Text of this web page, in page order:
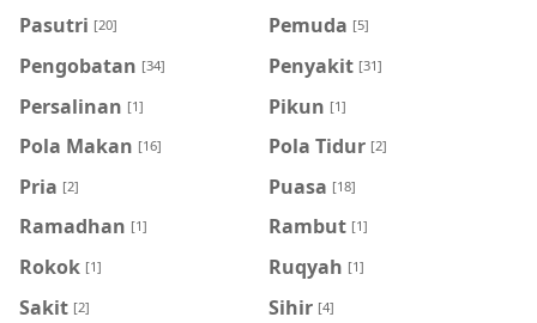
Pasutri [20] Pemuda [5]
Pengobatan [34] Penyakit [31]
Persalinan [1] Pikun [1]
Pola Makan [16] Pola Tidur [2]
Pria [2] Puasa [18]
Ramadhan [1] Rambut [1]
Rokok [1] Ruqyah [1]
Sakit [2] Sihir [4]